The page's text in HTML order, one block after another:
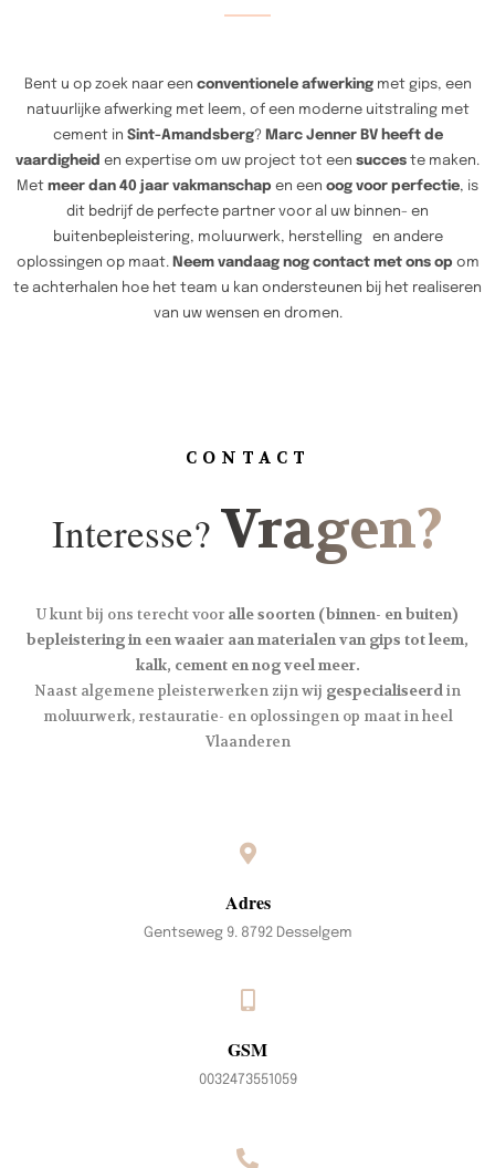
Bent u op zoek naar een conventionele afwerkingmet gips, een
natuurlijke afwerking met leem, of een moderne uitstraling met
cement in Sint-Amandsberg? Marc Jenner BV heeft de
vaardigheid en expertise om uw project tot een succes te maken.
Met meer dan 40 jaar vakmanschap en een oog voor perfectie, is
dit bedrijf de perfecte partner voor al uw binnen- en
buitenbepleistering, moluurwerk, herstelling en andere
oplossingen op maat. Neem vandaag nog contact met ons op om
te achterhalen hoe het team u kan ondersteunen bij het realiseren
van uw wensen en dromen.
CONTACT
Interesse? Vragen?
U kunt bij ons terecht voor alle soorten (binnen- en buiten)
bepleistering in een waaier aan materialen van gips tot leem,
kalk, cement en nog veel meer.
Naast algemene pleisterwerken zijn wij gespecialiseerdin
moluurwerk, restauratie- en oplossingen op maat in heel
Vlaanderen
Adres
Gentseweg 9. 8792 Desselgem
GSM
0032473551059